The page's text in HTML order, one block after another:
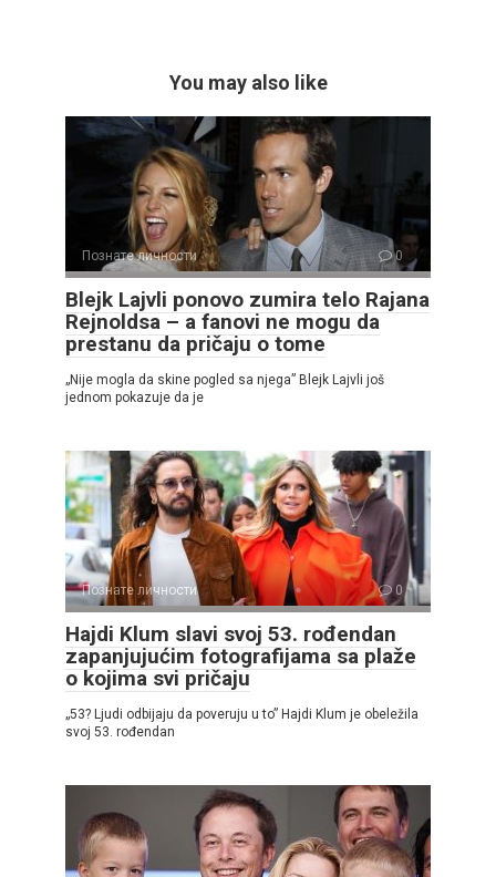
You may also like
Познате личности 0
Blejk Lajvli ponovo zumira telo Rajana
Rejnoldsa – a fanovi ne mogu da
prestanu da pričaju o tome
„Nije mogla da skine pogled sa njega” Blejk Lajvli još
jednom pokazuje da je
Познате личности 0
Hajdi Klum slavi svoj 53. rođendan
zapanjujućim fotografijama sa plaže
o kojima svi pričaju
„53? Ljudi odbijaju da poveruju u to” Hajdi Klum je obeležila
svoj 53. rođendan